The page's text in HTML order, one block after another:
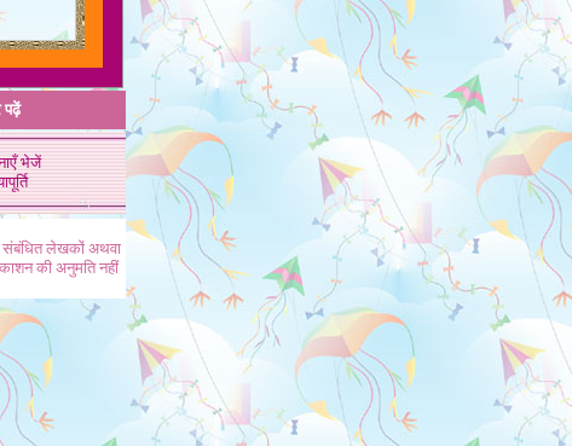
पढ़ें
भेजें
संबंधित लेखकों अथवा
की अनुमति नहीं